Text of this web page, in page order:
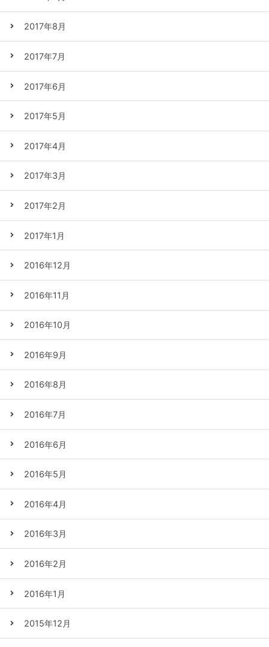
2017年8月
2017年7月
2017年6月
2017年5月
2017年4月
2017年3月
2017年2月
2017年1月
2016年12月
2016年11月
2016年10月
2016年9月
2016年8月
2016年7月
2016年6月
2016年5月
2016年4月
2016年3月
2016年2月
2016年1月
2015年12月